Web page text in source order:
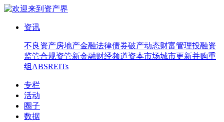
资讯
不良资产房地产金融法律债券破产动态财富管理投融资
监管合规资管新金融财经频道资本市场城市更新并购重
组 ABSREITs
专栏
活动
圈子
数据